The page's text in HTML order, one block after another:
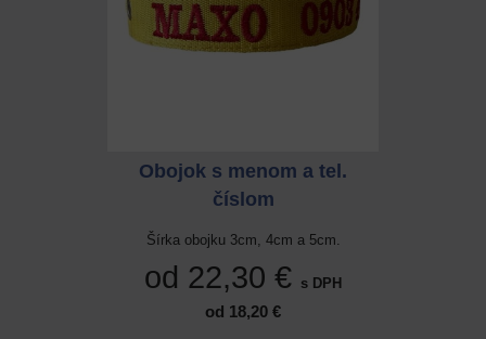
Obojok s menom a tel.
číslom
Šírka obojku 3cm, 4cm a 5cm.
od 22,30 € s DPH
od 18,20 €